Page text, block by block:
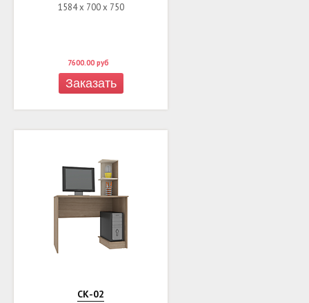
1584 х 700 х 750
7600.00 руб
Заказать
СК-02